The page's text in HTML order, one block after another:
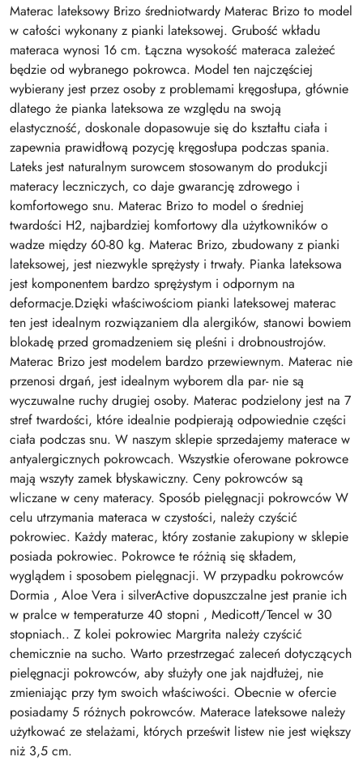
Materac lateksowy Brizo średniotwardy Materac Brizo to model
w całości wykonany z pianki lateksowej. Grubość wkładu
materaca wynosi 16 cm. Łączna wysokość materaca zależeć
będzie od wybranego pokrowca. Model ten najczęściej
wybierany jest przez osoby z problemami kręgosłupa, głównie
dlatego że pianka lateksowa ze względu na swoją
elastyczność, doskonale dopasowuje się do kształtu ciała i
zapewnia prawidłową pozycję kręgosłupa podczas spania.
Lateks jest naturalnym surowcem stosowanym do produkcji
materacy leczniczych, co daje gwarancję zdrowego i
komfortowego snu. Materac Brizo to model o średniej
twardości H2, najbardziej komfortowy dla użytkowników o
wadze między 60-80 kg. Materac Brizo, zbudowany z pianki
lateksowej, jest niezwykle sprężysty i trwały. Pianka lateksowa
jest komponentem bardzo sprężystym i odpornym na
deformacje.Dzięki właściwościom pianki lateksowej materac
ten jest idealnym rozwiązaniem dla alergików, stanowi bowiem
blokadę przed gromadzeniem się pleśni i drobnoustrojów.
Materac Brizo jest modelem bardzo przewiewnym. Materac nie
przenosi drgań, jest idealnym wyborem dla par- nie są
wyczuwalne ruchy drugiej osoby. Materac podzielony jest na 7
stref twardości, które idealnie podpierają odpowiednie części
ciała podczas snu. W naszym sklepie sprzedajemy materace w
antyalergicznych pokrowcach. Wszystkie oferowane pokrowce
mają wszyty zamek błyskawiczny. Ceny pokrowców są
wliczane w ceny materacy. Sposób pielęgnacji pokrowców W
celu utrzymania materaca w czystości, należy czyścić
pokrowiec. Każdy materac, który zostanie zakupiony w sklepie
posiada pokrowiec. Pokrowce te różnią się składem,
wyglądem i sposobem pielęgnacji. W przypadku pokrowców
Dormia , Aloe Vera i silverActive dopuszczalne jest pranie ich
w pralce w temperaturze 40 stopni , Medicott/Tencel w 30
stopniach.. Z kolei pokrowiec Margrita należy czyścić
chemicznie na sucho. Warto przestrzegać zaleceń dotyczących
pielęgnacji pokrowców, aby służyły one jak najdłużej, nie
zmieniając przy tym swoich właściwości. Obecnie w ofercie
posiadamy 5 różnych pokrowców. Materace lateksowe należy
użytkować ze stelażami, których prześwit listew nie jest większy
niż 3,5 cm.